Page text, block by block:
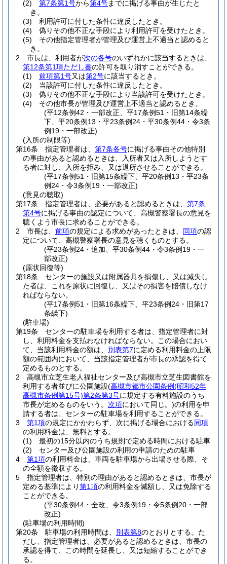
(2) 第7条第1号から第4号までに掲げる事由が生じたと
き。
(3)
利用許可に付した条件に違反したとき。
(4)
偽りその他不正な手段により利用許可を受けたとき。
(5)
その他指定管理者が管理及び運営上不適当と認めると
き。
2
市長は、利用者が次の各号のいずれかに該当するときは、
第12条第1項ただし書の許可を取り消すことができる。
(1)
前項第1号又は第2号に該当するとき。
(2)
当該許可に付した条件に違反したとき。
(3)
偽りその他不正な手段により当該許可を受けたとき。
(4)
その他市長が管理及び運営上不適当と認めるとき。
(平12条例42・一部改正、平17条例51・旧第14条繰
下、平20条例13・平23条例24・平30条例44・令3条
例19・一部改正)
(入所の制限等)
第16条
指定管理者は、 第7条各号に掲げる事由その他特別
の事由があると認めるときは、入所者又は入所しようとす
る者に対し、入所を拒み、又は退所させることができる。
(平17条例51・旧第15条繰下、平20条例13・平23条
例24・令3条例19・一部改正)
(意見の聴取)
第17条
指定管理者は、必要があると認めるときは、 第7条
第4号に掲げる事由の認定について、高槻警察署長の意見を
聴くよう市長に求めることができる。
2
市長は、 前項の規定による求めがあったときは、 同項の認
定について、高槻警察署長の意見を聴くものとする。
(平23条例24・追加、平30条例44・令3条例19・一
部改正)
(原状回復等)
第18条
センターの施設又は附属器具を損傷し、又は滅失し
た者は、これを原状に回復し、又はその損害を賠償しなけ
ればならない。
(平17条例51・旧第16条繰下、平23条例24・旧第17
条繰下)
(駐車場)
第19条
センターの駐車場を利用する者は、指定管理者に対
し、利用料金を支払わなければならない。
この場合におい
て、当該利用料金の額は、 別表第7に定める利用料金の上限
額の範囲内において、当該指定管理者が市長の承認を得て
定めるものとする。
2
高槻市立芝生老人福祉センター及び高槻市立芝生図書館を
利用する者並びに公園施設(高槻市都市公園条例(昭和52年
高槻市条例第15号)第2条第3号に規定する有料施設のうち
市長が定めるものをいう。 次項において同じ。)の利用を申
請する者は、センターの駐車場を利用することができる。
3
第1項の規定にかかわらず、次に掲げる場合における同項
の利用料金は、無料とする。
(1)
最初の15分以内のうち規則で定める時間における駐車
(2)
センター及び公園施設の利用の申請のための駐車
4
第1項の利用料金は、車両を駐車場から出場させる際、そ
の全額を徴収する。
5
指定管理者は、特別の理由があると認めるときは、市長が
定める基準により第1項の利用料金を減額し、又は免除する
ことができる。
(平30条例44・全改、令3条例19・令5条例20・一部
改正)
(駐車場の利用時間)
第20条
駐車場の利用時間は、 別表第8のとおりとする。 た
だし、指定管理者は、必要があると認めるときは、市長の
承認を得て、この時間を延長し、又は短縮することができ
る。